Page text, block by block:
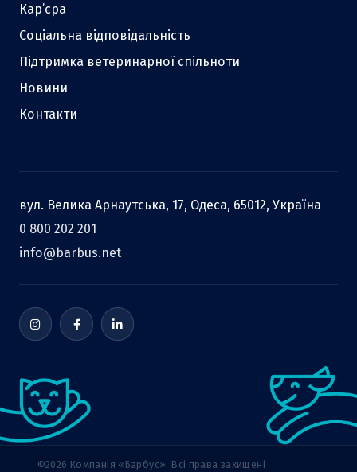
Кар’єра
Соціальна відповідальність
Підтримка ветеринарної спільноти
Новини
Контакти
вул. Велика Арнаутська, 17, Одеса, 65012, Україна
0 800 202 201
info@barbus.net
©2026 Компанія «Барбус». Всі права захищені